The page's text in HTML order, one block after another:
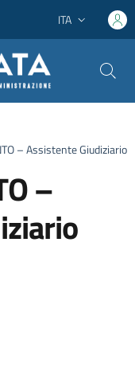
Lingua attiva:
ITA
– Assistente Giudiziario
–